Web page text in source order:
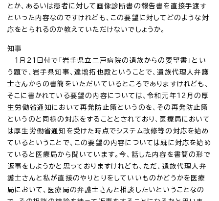
とか、あるいは患者に対して画像診断書の報告書を直接手渡す
といった内容なのですけれども、この要望に対してどのような対
応をとられるのか教えていただけないでしょうか。
知事
1月21日付で「岩手県立二戸病院の遺族からの要望書」とい
う題で、岩手県知事、達増拓也殿ということで、遺族代理人弁護
士さんからの書簡をいただいているところでありますけれども、
そこに書かれている要望の内容については、令和元年12月の厚
生労働省通知において再発防止策というのを、その再発防止策
というのと同様の対応をすることとされており、医療局において
は厚生労働省通知を受けた時点でシステム改修等の対応を始め
ているということで、この要望の内容については既に対応を始め
ていると医療局から聞いています。今、話した内容を書簡の形で
返事をしようかと思っておりますけれども、ただ、遺族代理人弁
護士さんと私が直接のやりとりをしていいものかどうかを医療
局において、医療局の弁護士さんと相談したいということなの